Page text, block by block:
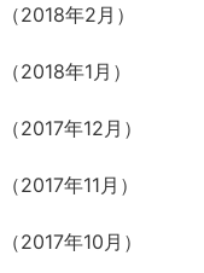
2018年2月）
2018年1月）
2017年12月）
2017年11月）
2017年10月）